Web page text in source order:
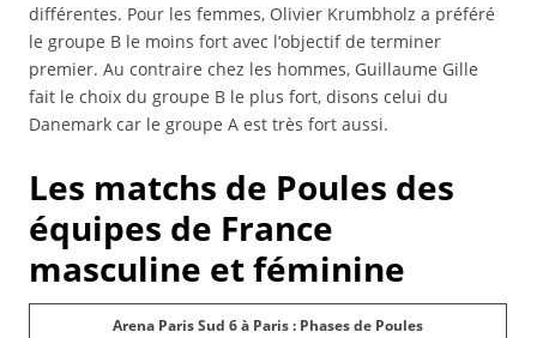
différentes. Pour les femmes, Olivier Krumbholz a préféré
le groupe B le moins fort avec l’objectif de terminer
premier. Au contraire chez les hommes, Guillaume Gille
fait le choix du groupe B le plus fort, disons celui du
Danemark car le groupe A est très fort aussi.
Les matchs de Poules des
équipes de France
masculine et féminine
Arena Paris Sud 6 à Paris : Phases de Poules